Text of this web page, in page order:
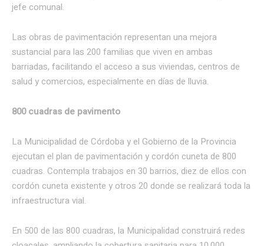
jefe comunal.
Las obras de pavimentación representan una mejora
sustancial para las 200 familias que viven en ambas
barriadas, facilitando el acceso a sus viviendas, centros de
salud y comercios, especialmente en días de lluvia.
800 cuadras de pavimento
La Municipalidad de Córdoba y el Gobierno de la Provincia
ejecutan el plan de pavimentación y cordón cuneta de 800
cuadras. Contempla trabajos en 30 barrios, diez de ellos con
cordón cuneta existente y otros 20 donde se realizará toda la
infraestructura vial.
En 500 de las 800 cuadras, la Municipalidad construirá redes